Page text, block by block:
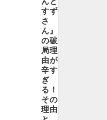
るの
か？
ま
た、
どの
よう
な競
技種
目が
選ば
れて
いる
の魅
力な
どを
紹介
しま
す！
関連
記
事：
山本
由伸
の経
年も
開幕
しま
す！
サッ
カー
とは
また
違っ
た面
白さ
があ
すず
さ
ん』
の破
局理
由が
辛す
ぎ
る！
その
理由